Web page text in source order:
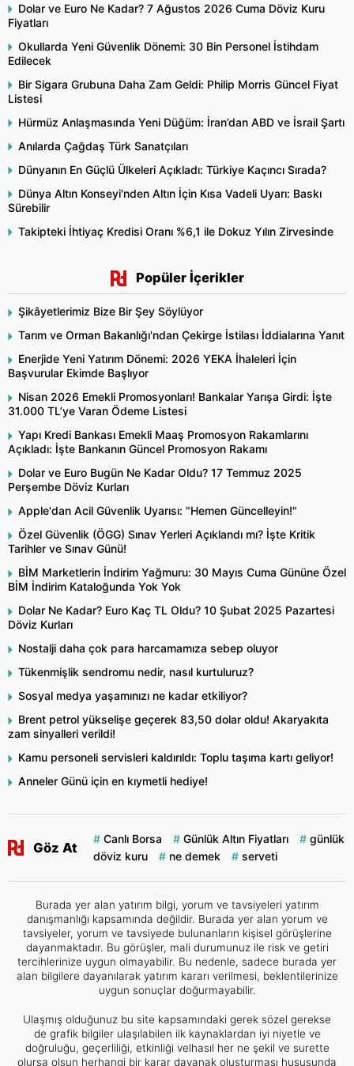
Dolar ve Euro Ne Kadar? 7 Ağustos 2026 Cuma Döviz Kuru
Fiyatları
Okullarda Yeni Güvenlik Dönemi: 30 Bin Personel İstihdam
Edilecek
Bir Sigara Grubuna Daha Zam Geldi: Philip Morris Güncel Fiyat
Listesi
Hürmüz Anlaşmasında Yeni Düğüm: İran’dan ABD ve İsrail Şartı
Anılarda Çağdaş Türk Sanatçıları
Dünyanın En Güçlü Ülkeleri Açıkladı: Türkiye Kaçıncı Sırada?
Dünya Altın Konseyi'nden Altın İçin Kısa Vadeli Uyarı: Baskı
Sürebilir
Takipteki İhtiyaç Kredisi Oranı %6,1 ile Dokuz Yılın Zirvesinde
Popüler İçerikler
Şikâyetlerimiz Bize Bir Şey Söylüyor
Tarım ve Orman Bakanlığı'ndan Çekirge İstilası İddialarına Yanıt
Enerjide Yeni Yatırım Dönemi: 2026 YEKA İhaleleri İçin
Başvurular Ekimde Başlıyor
Nisan 2026 Emekli Promosyonları! Bankalar Yarışa Girdi: İşte
31.000 TL’ye Varan Ödeme Listesi
Yapı Kredi Bankası Emekli Maaş Promosyon Rakamlarını
Açıkladı: İşte Bankanın Güncel Promosyon Rakamı
Dolar ve Euro Bugün Ne Kadar Oldu? 17 Temmuz 2025
Perşembe Döviz Kurları
Apple'dan Acil Güvenlik Uyarısı: "Hemen Güncelleyin!"
Özel Güvenlik (ÖGG) Sınav Yerleri Açıklandı mı? İşte Kritik
Tarihler ve Sınav Günü!
BİM Marketlerin İndirim Yağmuru: 30 Mayıs Cuma Gününe Özel
BİM İndirim Kataloğunda Yok Yok
Dolar Ne Kadar? Euro Kaç TL Oldu? 10 Şubat 2025 Pazartesi
Döviz Kurları
Nostalji daha çok para harcamamıza sebep oluyor
Tükenmişlik sendromu nedir, nasıl kurtuluruz?
Sosyal medya yaşamınızı ne kadar etkiliyor?
Brent petrol yükselişe geçerek 83,50 dolar oldu! Akaryakıta
zam sinyalleri verildi!
Kamu personeli servisleri kaldırıldı: Toplu taşıma kartı geliyor!
Anneler Günü için en kıymetli hediye!
Göz At
Canlı Borsa Günlük Altın Fiyatları
günlük
döviz kuru
ne demek serveti
Burada yer alan yatırım bilgi, yorum ve tavsiyeleri yatırım
danışmanlığı kapsamında değildir. Burada yer alan yorum ve
tavsiyeler, yorum ve tavsiyede bulunanların kişisel görüşlerine
dayanmaktadır. Bu görüşler, mali durumunuz ile risk ve getiri
tercihlerinize uygun olmayabilir. Bu nedenle, sadece burada yer
alan bilgilere dayanılarak yatırım kararı verilmesi, beklentilerinize
uygun sonuçlar doğurmayabilir.
Ulaşmış olduğunuz bu site kapsamındaki gerek sözel gerekse
de grafik bilgiler ulaşılabilen ilk kaynaklardan iyi niyetle ve
doğruluğu, geçerliliği, etkinliği velhasıl her ne şekil ve surette
olursa olsun herhangi bir karar dayanak oluşturması hususunda